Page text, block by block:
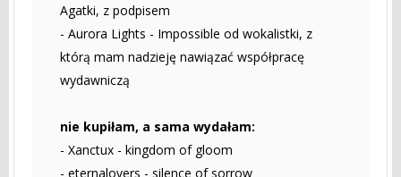
Agatki, z podpisem
- Aurora Lights - Impossible od wokalistki, z
którą mam nadzieję nawiązać współpracę
wydawniczą
nie kupiłam, a sama wydałam:
- Xanctux - kingdom of gloom
- eternalovers - silence of sorrow